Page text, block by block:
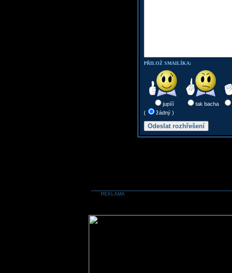
PŘILOŽ SMAILÍKA:
jupííí tak bacha
(
žádný )
REKLAMA